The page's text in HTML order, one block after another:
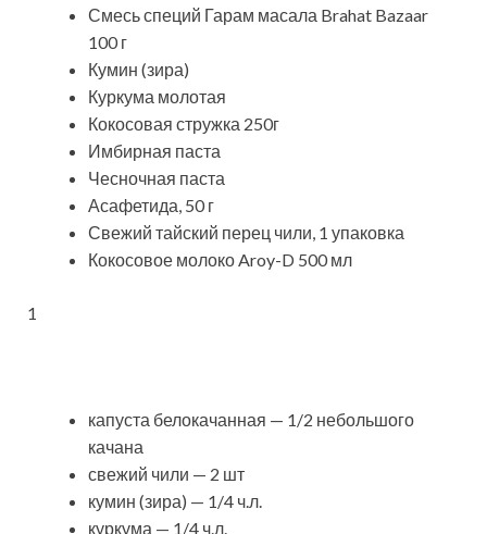
Смесь специй Гарам масала Brahat Bazaar
100 г
Кумин (зира)
Куркума молотая
Кокосовая стружка 250г
Имбирная паста
Чесночная паста
Асафетида, 50 г
Свежий тайский перец чили, 1 упаковка
Кокосовое молоко Aroy-D 500 мл
1
капуста белокачанная — 1/2 небольшого
качана
свежий чили — 2 шт
кумин (зира) — 1/4 ч.л.
куркума — 1/4 ч.л.